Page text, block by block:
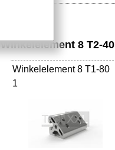
8 T2-40
Winkelelement 8 T1-80
1